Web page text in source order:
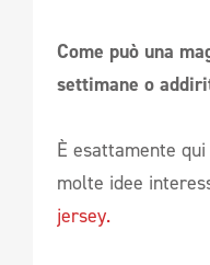
Come può una
settimane o
È esattamente
molte idee
jersey.